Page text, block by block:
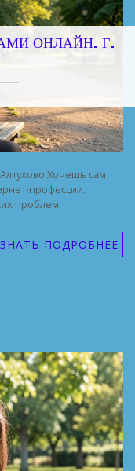
ОНЛАЙН. Г.
Хочешь сам
профессии.
проблем.
ПОДРОБНЕЕ